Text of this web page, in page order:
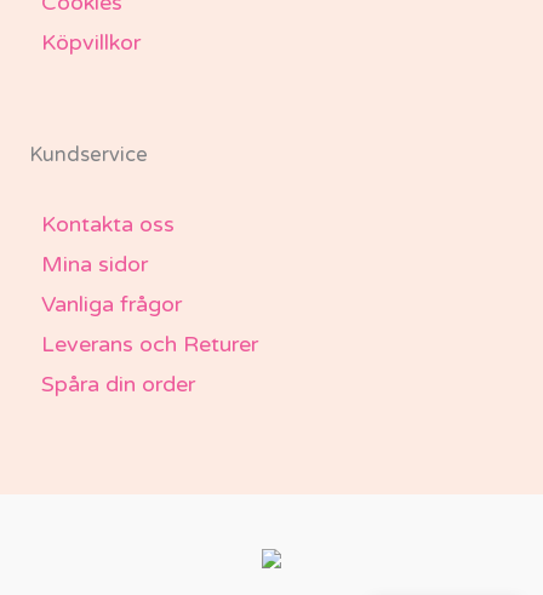
Köpvillkor
Kundservice
Kontakta oss
Mina sidor
Vanliga frågor
Leverans och Returer
Spåra din order